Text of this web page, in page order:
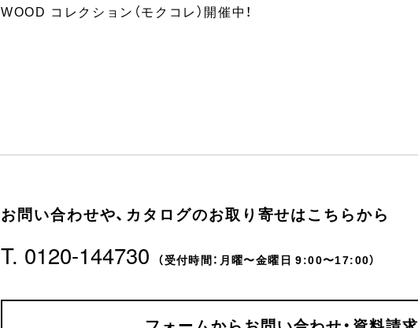
WOOD コレクション（モクコレ）開催中！
お問い合わせや、 カタログのお取り寄せはこちらから
T. 0120-144730 （受付時間：月曜〜金曜日 9:00〜17:00）